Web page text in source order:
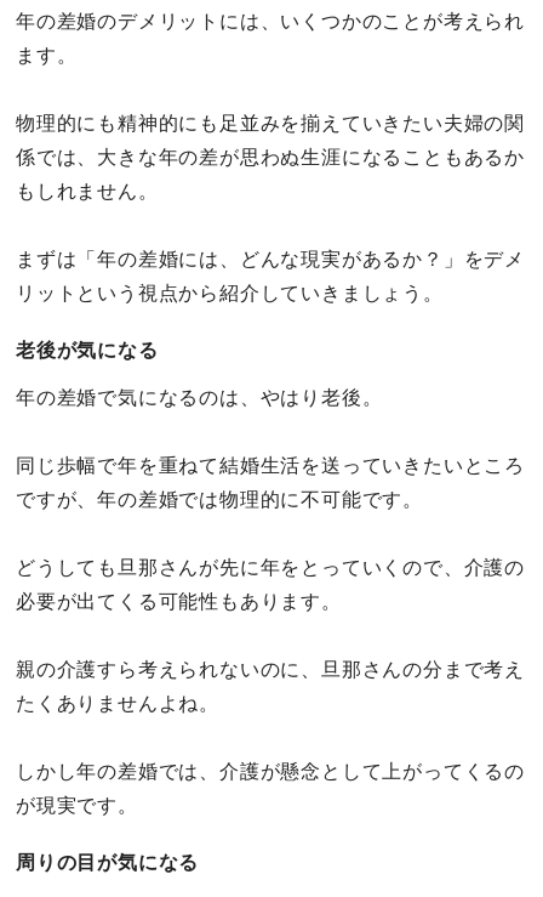
年の差婚のデメリットには、いくつかのことが考えられ
ます。
物理的にも精神的にも足並みを揃えていきたい夫婦の関
係では、大きな年の差が思わぬ生涯になることもあるか
もしれません。
まずは「年の差婚には、どんな現実があるか？」をデメ
リットという視点から紹介していきましょう。
老後が気になる
年の差婚で気になるのは、やはり老後。
同じ歩幅で年を重ねて結婚生活を送っていきたいところ
ですが、年の差婚では物理的に不可能です。
どうしても旦那さんが先に年をとっていくので、介護の
必要が出てくる可能性もあります。
親の介護すら考えられないのに、旦那さんの分まで考え
たくありませんよね。
しかし年の差婚では、介護が懸念として上がってくるの
が現実です。
周りの目が気になる